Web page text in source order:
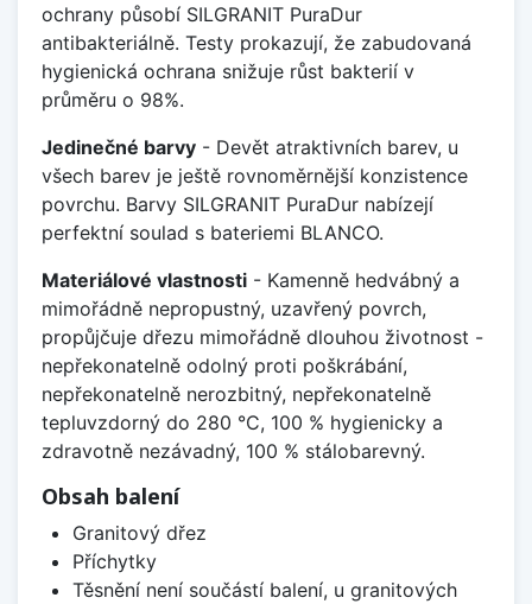
ochrany působí SILGRANIT PuraDur
antibakteriálně. Testy prokazují, že zabudovaná
hygienická ochrana snižuje růst bakterií v
průměru o 98%.
Jedinečné barvy - Devět atraktivních barev, u
všech barev je ještě rovnoměrnější konzistence
povrchu. Barvy SILGRANIT PuraDur nabízejí
perfektní soulad s bateriemi BLANCO.
Materiálové vlastnosti - Kamenně hedvábný a
mimořádně nepropustný, uzavřený povrch,
propůjčuje dřezu mimořádně dlouhou životnost -
nepřekonatelně odolný proti poškrábání,
nepřekonatelně nerozbitný, nepřekonatelně
tepluvzdorný do 280 °C, 100 % hygienicky a
zdravotně nezávadný, 100 % stálobarevný.
Obsah balení
Granitový dřez
Příchytky
Těsnění není součástí balení, u granitových